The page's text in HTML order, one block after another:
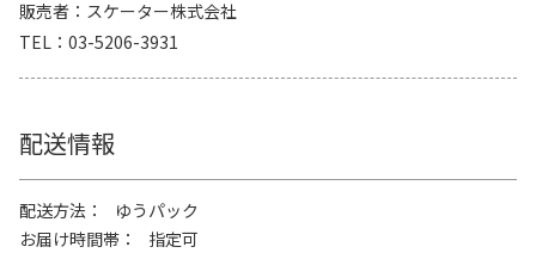
販売者
スケーター株式会社
TEL
03-5206-3931
配送情報
配送方法
ゆうパック
お届け時間帯
指定可